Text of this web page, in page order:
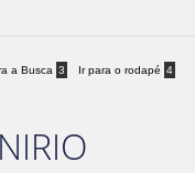
a Busca 3 Ir para o rodapé 4